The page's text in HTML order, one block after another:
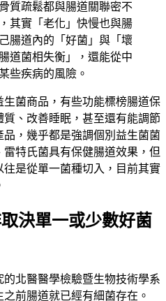
質疏鬆都與腸道關聯密不
其實「老化」快慢也與腸
腸道內的「好菌」與「壞
道菌相失衡」，還能從中
些疾病的風險。
菌商品，有些功能標榜腸道保
、改善睡眠，甚至還有能調節
，幾乎都是強調個別益生菌菌
特氏菌具有保健腸道效果，但
是從單一菌種切入，目前其實
決單一或少數好菌
北醫醫學檢驗暨生物技術學系
前腸道就已經有細菌存在。